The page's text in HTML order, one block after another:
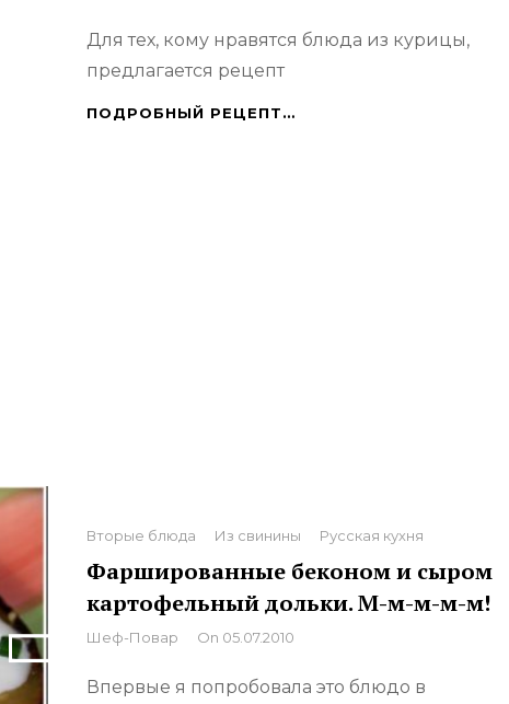
Для тех, кому нравятся блюда из курицы,
предлагается рецепт
ПОДРОБНЫЙ РЕЦЕПТ…КУРИЦА
Categories
Вторые блюда Из свинины Русская кухня
Фаршированные беконом и сыром
картофельный дольки. М-м-м-м-м!
By
Шеф-Повар On 05.07.2010
Впервые я попробовала это блюдо в